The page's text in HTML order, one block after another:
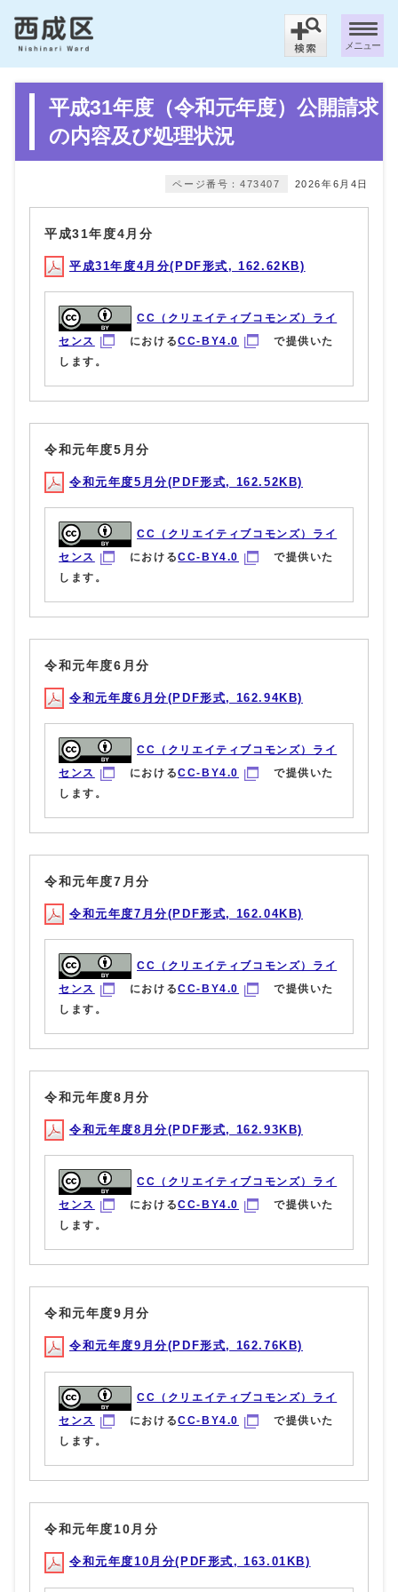
メニュー
平成31年度（令和元年度）公開請求
の内容及び処理状況
2026年6月4日
ページ番号：473407
平成31年度4月分
平成31年度4月分(PDF形式, 162.62KB)
CC（クリエイティブコモンズ）ライ
センス
におけるCC-BY4.0
で提供いた
します。
令和元年度5月分
令和元年度5月分(PDF形式, 162.52KB)
CC（クリエイティブコモンズ）ライ
センス
におけるCC-BY4.0
で提供いた
します。
令和元年度6月分
令和元年度6月分(PDF形式, 162.94KB)
CC（クリエイティブコモンズ）ライ
センス
におけるCC-BY4.0
で提供いた
します。
令和元年度7月分
令和元年度7月分(PDF形式, 162.04KB)
CC（クリエイティブコモンズ）ライ
センス
におけるCC-BY4.0
で提供いた
します。
令和元年度8月分
令和元年度8月分(PDF形式, 162.93KB)
CC（クリエイティブコモンズ）ライ
センス
におけるCC-BY4.0
で提供いた
します。
令和元年度9月分
令和元年度9月分(PDF形式, 162.76KB)
CC（クリエイティブコモンズ）ライ
センス
におけるCC-BY4.0
で提供いた
します。
令和元年度10月分
令和元年度10月分(PDF形式, 163.01KB)